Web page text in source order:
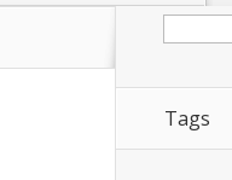
Zoeken
Tags